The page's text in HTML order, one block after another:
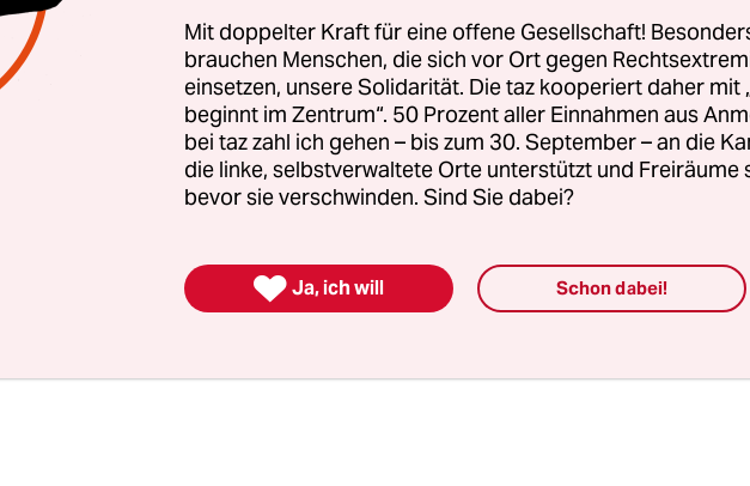
6. Juni 2021 wähltSachsen-Anhaltseinen Landtag. Bei der
trat die AfD das erste Mal im Bundesland
und erreichte aus dem Stand überraschende rund 24,3
Dennoch blieb die CDU mit Spitzenkandidat Reiner
Wahl halbierte, wurde sie gemeinsam mit den
der Christdemokraten. Gemeinsam
Mit doppelter Kraft für eine offene Gesellschaft!
brauchen Menschen, die sich vor Ort gegen
einsetzen, unsere Solidarität. Die taz kooperiert daher mit
beginnt im Zentrum“. 50 Prozent aller Einnahmen aus
bei taz zahl ich gehen – bis zum 30. September – an die
die linke, selbstverwaltete Orte unterstützt und Freiräume
bevor sie verschwinden. Sind Sie dabei?
 Ja, ich will Schon dabei!